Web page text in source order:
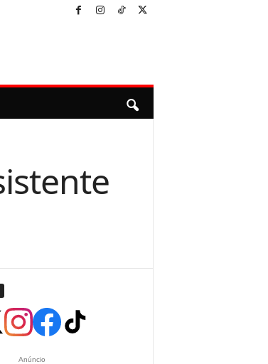
Anúncio